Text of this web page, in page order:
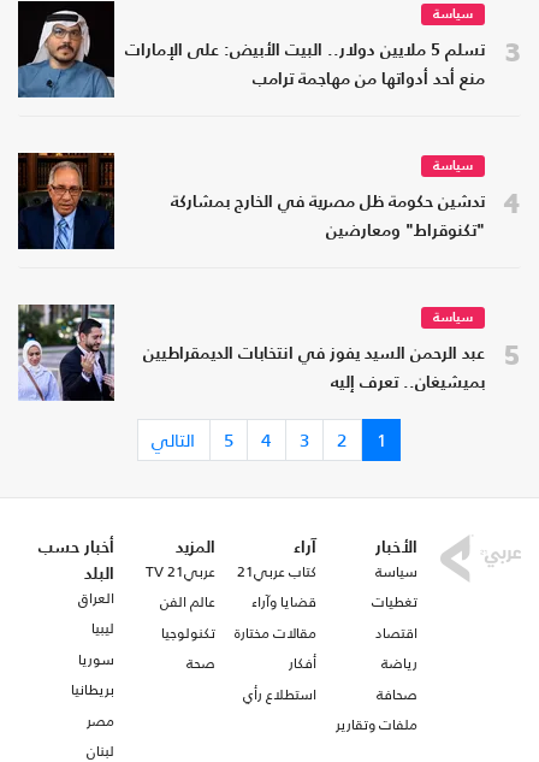
3
سياسة
تسلم 5 ملايين دولار.. البيت الأبيض: على الإمارات
منع أحد أدواتها من مهاجمة ترامب
4
سياسة
تدشين حكومة ظل مصرية في الخارج بمشاركة
"تكنوقراط" ومعارضين
5
سياسة
عبد الرحمن السيد يفوز في انتخابات الديمقراطيين
بميشيغان.. تعرف إليه
1
2
3
4
5 التالي
الأخبار
سياسة
تغطيات
اقتصاد
رياضة
صحافة
ملفات وتقارير
آراء
كتاب عربي21
قضايا وآراء
مقالات مختارة
أفكار
استطلاع رأي
المزيد
عربي21 TV
عالم الفن
تكنولوجيا
صحة
أخبار حسب
البلد
العراق
ليبيا
سوريا
بريطانيا
مصر
لبنان